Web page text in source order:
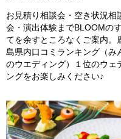
お見積り相談会・空き状況相
会・演出体験までBLOOMの
てを余すところなくご案内。
島県内口コミランキング（み
のウエディング）１位のウェ
ングをお楽しみください♪